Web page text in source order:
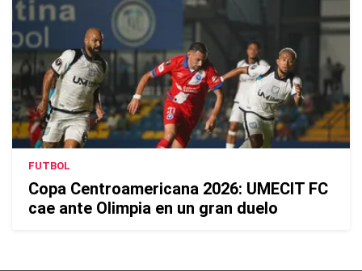
FUTBOL
Copa Centroamericana 2026: UMECIT FC
cae ante Olimpia en un gran duelo